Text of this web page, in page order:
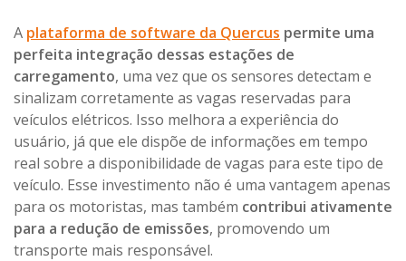
A plataforma de software da Quercus permite uma
perfeita integração dessas estações de
carregamento, uma vez que os sensores detectam e
sinalizam corretamente as vagas reservadas para
veículos elétricos. Isso melhora a experiência do
usuário, já que ele dispõe de informações em tempo
real sobre a disponibilidade de vagas para este tipo de
veículo. Esse investimento não é uma vantagem apenas
para os motoristas, mas também contribui ativamente
para a redução de emissões, promovendo um
transporte mais responsável.